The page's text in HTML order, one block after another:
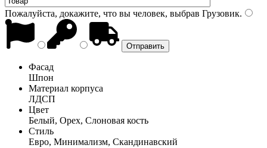
Пожалуйста, докажите, что вы человек, выбрав Грузовик.
Фасад
Шпон
Материал корпуса
ЛДСП
Цвет
Белый, Орех, Слоновая кость
Стиль
Евро, Минимализм, Скандинавский